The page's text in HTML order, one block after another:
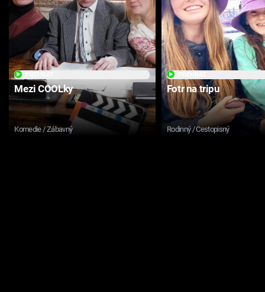
Mezi COOLky
Komedie / Zábavný
Fotr na tripu
Rodinný / Cestopisný